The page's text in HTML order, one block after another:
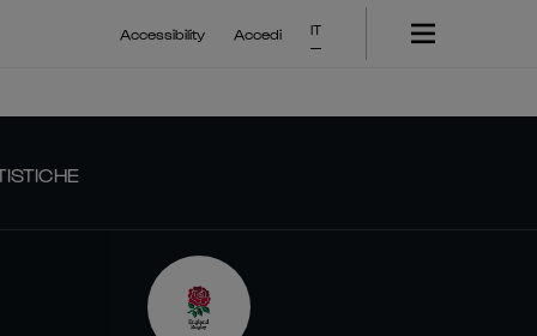
Accessibility Accedi IT